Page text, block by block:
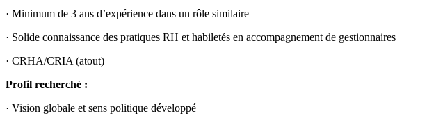
· Minimum de 3 ans d’expérience dans un rôle similaire
· Solide connaissance des pratiques RH et habiletés en accompagnement de gestionnaires
· CRHA/CRIA (atout)
Profil recherché :
· Vision globale et sens politique développé